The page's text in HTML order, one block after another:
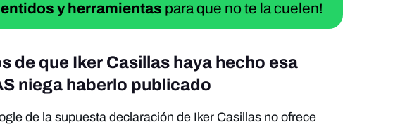
y herramientas para que no te la cuelen!
de que Iker Casillas haya hecho esa
niega haberlo publicado
de la supuesta declaración de Iker Casillas no ofrece